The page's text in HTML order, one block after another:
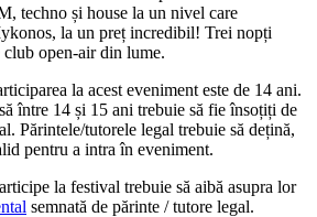
techno și house la un nivel care
la un preț incredibil! Trei nopți
open-air din lume.
la acest eveniment este de 14 ani.
între 14 și 15 ani trebuie să fie însoțiți de
Părintele/tutorele legal trebuie să dețină,
pentru a intra în eveniment.
la festival trebuie să aibă asupra lor
semnată de părinte / tutore legal.